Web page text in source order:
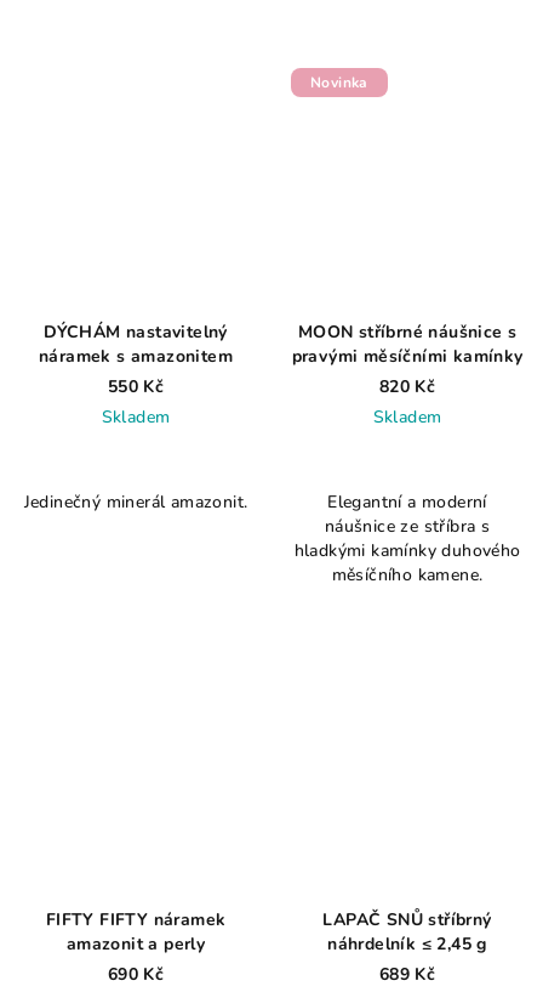
DÝCHÁM nastavitelný
náramek s amazonitem
550 Kč
Skladem
Jedinečný minerál amazonit.
Novinka
MOON stříbrné náušnice s
pravými měsíčními kamínky
820 Kč
Skladem
Elegantní a moderní
náušnice ze stříbra s
hladkými kamínky duhového
měsíčního kamene.
FIFTY FIFTY náramek
amazonit a perly
690 Kč
LAPAČ SNŮ stříbrný
náhrdelník ≤ 2,45 g
689 Kč